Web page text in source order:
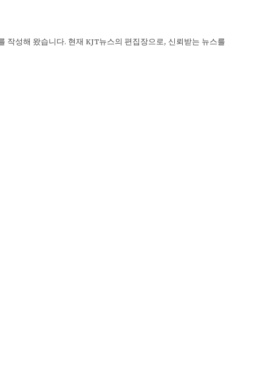
작성해 왔습니다. 현재 KJT뉴스의 편집장으로, 신뢰받는 뉴스를